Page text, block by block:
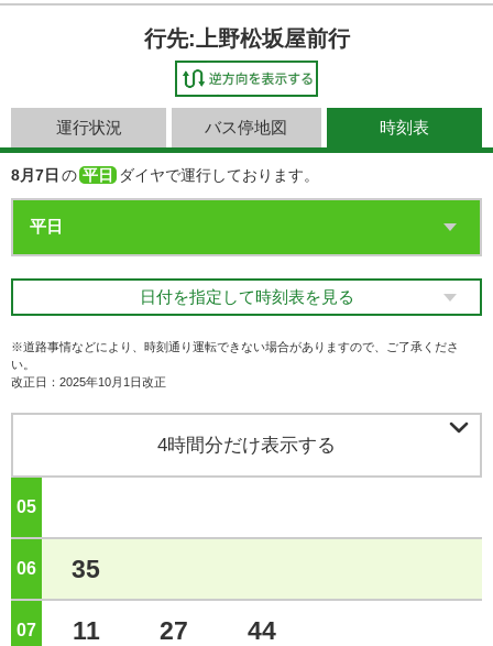
行先:上野松坂屋前行
運行状況 バス停地図 時刻表
8月7日 の 平日 ダイヤで運行しております。
日付を指定して時刻表を見る
※道路事情などにより、時刻通り運転できない場合がありますので、ご了承くださ
い。
改正日：2025年10月1日改正
4時間分だけ表示する 
05
06 35
07 11 27 44